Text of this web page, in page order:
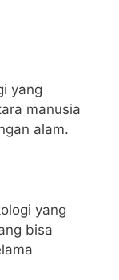
yang
manusia
alam.
yang
bisa